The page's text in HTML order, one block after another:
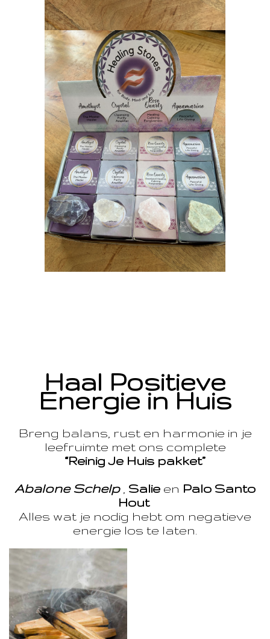
Haal Positieve
Energie in Huis
Breng balans, rust en harmonie in je
leefruimte met ons complete
“Reinig Je Huis pakket”
Abalone Schelp, Salie en Palo Santo
Hout
Alles wat je nodig hebt om negatieve
energie los te laten.